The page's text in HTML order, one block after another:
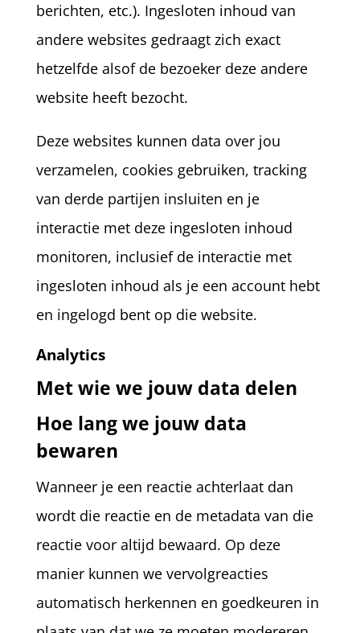
berichten, etc.). Ingesloten inhoud van
andere websites gedraagt zich exact
hetzelfde alsof de bezoeker deze andere
website heeft bezocht.
Deze websites kunnen data over jou
verzamelen, cookies gebruiken, tracking
van derde partijen insluiten en je
interactie met deze ingesloten inhoud
monitoren, inclusief de interactie met
ingesloten inhoud als je een account hebt
en ingelogd bent op die website.
Analytics
Met wie we jouw data delen
Hoe lang we jouw data
bewaren
Wanneer je een reactie achterlaat dan
wordt die reactie en de metadata van die
reactie voor altijd bewaard. Op deze
manier kunnen we vervolgreacties
automatisch herkennen en goedkeuren in